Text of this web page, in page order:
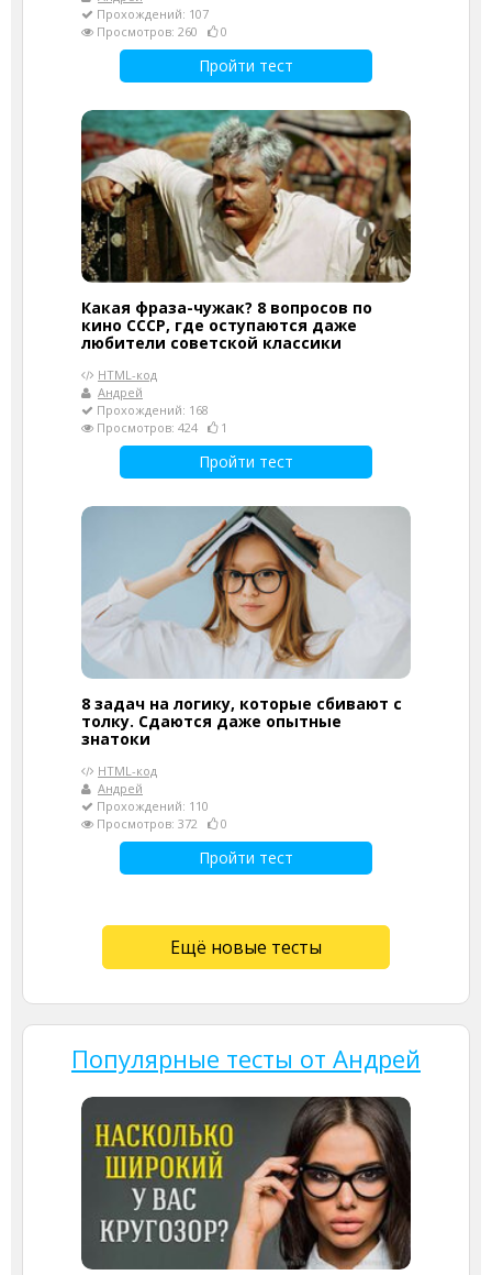
Прохождений: 107
Просмотров: 260
0
Пройти тест
Какая фраза-чужак? 8 вопросов по
кино СССР, где оступаются даже
любители советской классики
HTML-код
Андрей
Прохождений: 168
Просмотров: 424
1
Пройти тест
8 задач на логику, которые сбивают с
толку. Сдаются даже опытные
знатоки
HTML-код
Андрей
Прохождений: 110
Просмотров: 372
0
Пройти тест
Ещё новые тесты
Популярные тесты от Андрей